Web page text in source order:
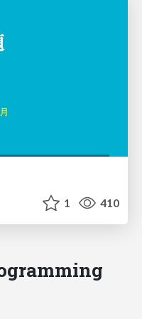
1 410